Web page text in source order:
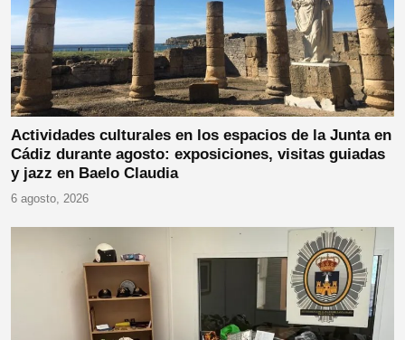
Actividades culturales en los espacios de la Junta en
Cádiz durante agosto: exposiciones, visitas guiadas
y jazz en Baelo Claudia
6 agosto, 2026